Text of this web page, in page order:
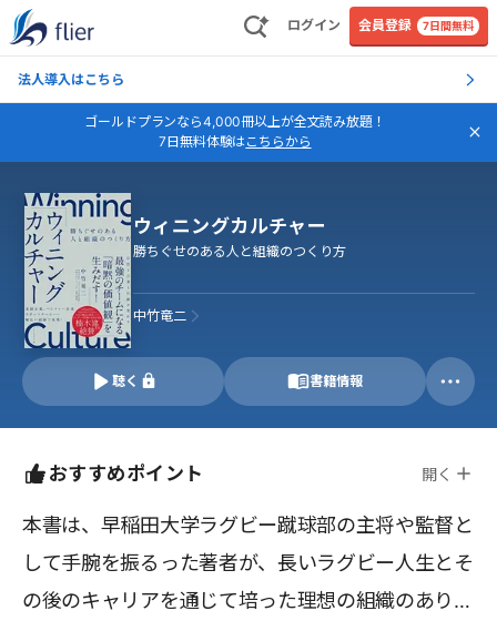
ログイン 会員登録 7日間無料
法人導入はこちら
ゴールドプランなら4,000冊以上が全文読み放題！
7日無料体験はこちらから
ウィニングカルチャー
勝ちぐせのある人と組織のつくり方
中竹竜二
聴く 書籍情報
おすすめポイント 開く
本書は、早稲田大学ラグビー蹴球部の主将や監督と
して手腕を振るった著者が、長いラグビー人生とそ
の後のキャリアを通じて培った理想の組織のあり方